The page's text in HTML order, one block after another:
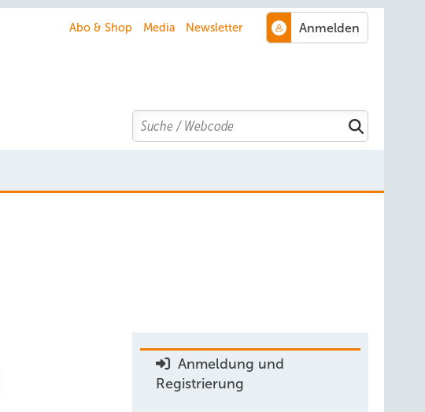
Abo & Shop Media Newsletter
Search
Anmeldung und
Registrierung